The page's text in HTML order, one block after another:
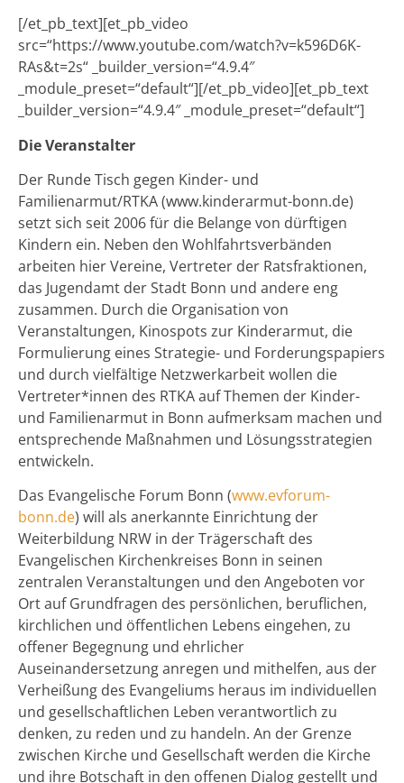
[/et_pb_text][et_pb_video
src=“https://www.youtube.com/watch?v=k596D6K-
RAs&t=2s“ _builder_version=“4.9.4″
_module_preset=“default“][/et_pb_video][et_pb_text
_builder_version=“4.9.4″ _module_preset=“default“]
Die Veranstalter
Der Runde Tisch gegen Kinder- und
Familienarmut/RTKA (www.kinderarmut-bonn.de)
setzt sich seit 2006 für die Belange von dürftigen
Kindern ein. Neben den Wohlfahrtsverbänden
arbeiten hier Vereine, Vertreter der Ratsfraktionen,
das Jugendamt der Stadt Bonn und andere eng
zusammen. Durch die Organisation von
Veranstaltungen, Kinospots zur Kinderarmut, die
Formulierung eines Strategie- und Forderungspapiers
und durch vielfältige Netzwerkarbeit wollen die
Vertreter*innen des RTKA auf Themen der Kinder-
und Familienarmut in Bonn aufmerksam machen und
entsprechende Maßnahmen und Lösungsstrategien
entwickeln.
Das Evangelische Forum Bonn (www.evforum-
bonn.de) will als anerkannte Einrichtung der
Weiterbildung NRW in der Trägerschaft des
Evangelischen Kirchenkreises Bonn in seinen
zentralen Veranstaltungen und den Angeboten vor
Ort auf Grundfragen des persönlichen, beruflichen,
kirchlichen und öffentlichen Lebens eingehen, zu
offener Begegnung und ehrlicher
Auseinandersetzung anregen und mithelfen, aus der
Verheißung des Evangeliums heraus im individuellen
und gesellschaftlichen Leben verantwortlich zu
denken, zu reden und zu handeln. An der Grenze
zwischen Kirche und Gesellschaft werden die Kirche
und ihre Botschaft in den offenen Dialog gestellt und